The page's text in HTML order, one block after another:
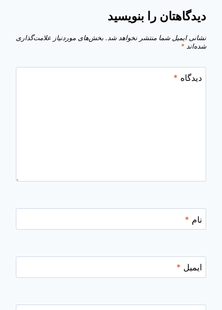
دیدگاهتان را بنویسید
نشانی ایمیل شما منتشر نخواهد شد. بخش‌های موردنیاز علامت‌گذاری
شده‌اند *
دیدگاه *
نام *
ایمیل *